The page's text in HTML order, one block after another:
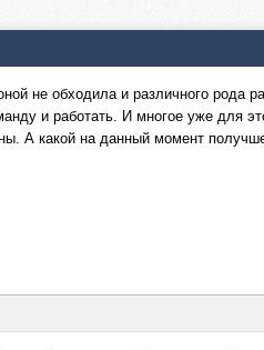
не обходила и различного рода
и работать. И многое уже для
А какой на данный момент